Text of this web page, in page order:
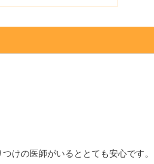
けの医師がいるととても安心です。